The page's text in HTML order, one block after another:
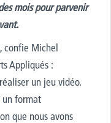
mois pour parvenir
confie Michel
Appliqués :
un jeu vidéo.
un format
que nous avons